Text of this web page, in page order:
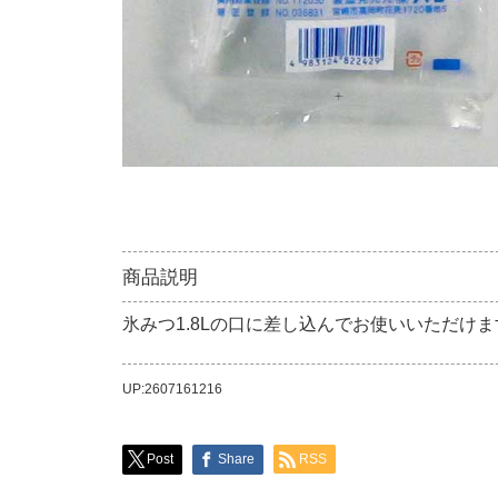
商品説明
氷みつ1.8Lの口に差し込んでお使いいただけま
UP:2607161216
Post Share RSS